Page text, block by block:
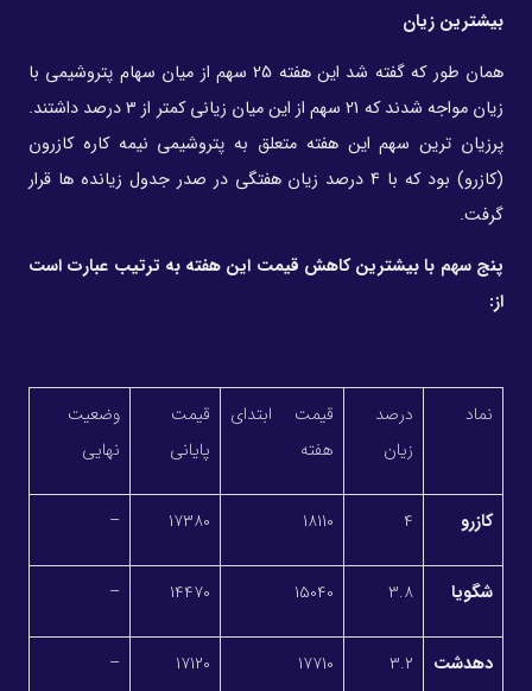
بیشترین زیان
همان طور که گفته شد این هفته 25 سهم از میان سهام پتروشیمی با
زیان مواجه شدند که 21 سهم از این میان زیانی کمتر از 3 درصد داشتند.
پرزیان ترین سهم این هفته متعلق به پتروشیمی نیمه کاره کازرون
(کازرو) بود که با 4 درصد زیان هفتگی در صدر جدول زیانده ها قرار
گرفت.
پنج سهم با بیشترین کاهش قیمت این هفته به ترتیب عبارت است
از:
نماد
درصد
زیان
قیمت ابتدای
هفته
قیمت
پایانی
وضعیت
نهایی
کازرو 4
18110
17380
–
شگویا 3.8
15040
14470
–
دهدشت 3.2
17710
17120
–